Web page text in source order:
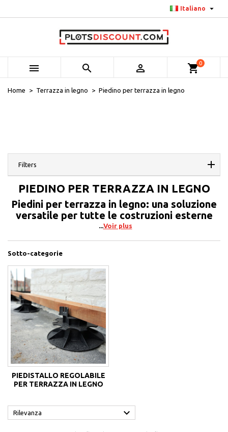
Italiano 
   shopping_cart0
Home Terrazza in legno Piedino per terrazza in legno
Filters
PIEDINO PER TERRAZZA IN LEGNO
Piedini per terrazza in legno: una soluzione
versatile per tutte le costruzioni esterne
Voir plus
Sotto-categorie
PIEDISTALLO REGOLABILE
PER TERRAZZA IN LEGNO
Rilevanza 